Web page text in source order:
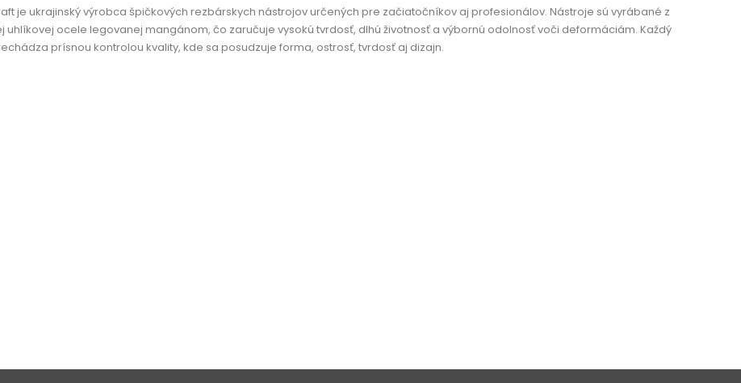
je ukrajinský výrobca špičkových rezbárskych nástrojov určených pre začiatočníkov aj profesionálov. Nástroje sú vyrábané z
uhlíkovej ocele legovanej mangánom, čo zaručuje vysokú tvrdosť, dlhú životnosť a výbornú odolnosť voči deformáciám. Každý
prísnou kontrolou kvality, kde sa posudzuje forma, ostrosť, tvrdosť aj dizajn.